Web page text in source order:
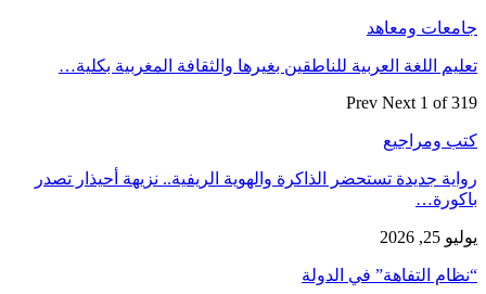
جامعات ومعاهد
تعليم اللغة العربية للناطقين بغيرها والثقافة المغربية بكلية…
Prev Next 1 of 319
كتب ومراجيع
رواية جديدة تستحضر الذاكرة والهوية الريفية.. نزيهة أحيذار تصدر
باكورة…
يوليو 25, 2026
“نظام التفاهة” في الدولة